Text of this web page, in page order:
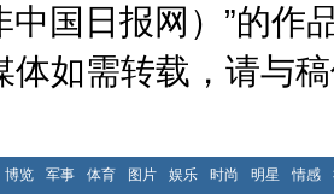
中国日报网）”的作
体如需转载，请与
博览 军事 体育 图片 娱乐 时尚 明星 情感